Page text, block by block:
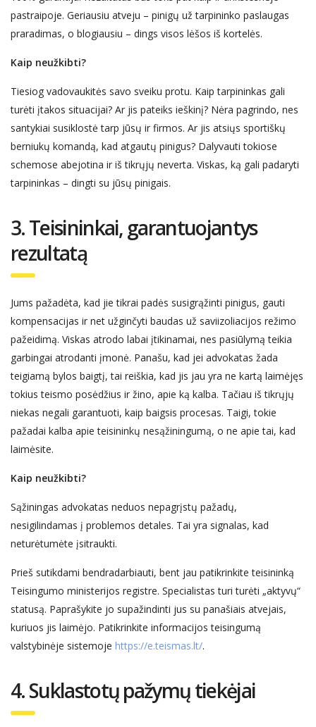
pastraipoje. Geriausiu atveju – pinigų už tarpininko paslaugas
praradimas, o blogiausiu – dings visos lėšos iš kortelės.
Kaip neužkibti?
Tiesiog vadovaukitės savo sveiku protu. Kaip tarpininkas gali
turėti įtakos situacijai? Ar jis pateiks ieškinį? Nėra pagrindo, nes
santykiai susiklostė tarp jūsų ir firmos. Ar jis atsiųs sportiškų
berniukų komandą, kad atgautų pinigus? Dalyvauti tokiose
schemose abejotina ir iš tikrųjų neverta. Viskas, ką gali padaryti
tarpininkas – dingti su jūsų pinigais.
3. Teisininkai, garantuojantys
rezultatą
Jums pažadėta, kad jie tikrai padės susigrąžinti pinigus, gauti
kompensacijas ir net užginčyti baudas už saviizoliacijos režimo
pažeidimą. Viskas atrodo labai įtikinamai, nes pasiūlymą teikia
garbingai atrodanti įmonė. Panašu, kad jei advokatas žada
teigiamą bylos baigtį, tai reiškia, kad jis jau yra ne kartą laimėjęs
tokius teismo posėdžius ir žino, apie ką kalba. Tačiau iš tikrųjų
niekas negali garantuoti, kaip baigsis procesas. Taigi, tokie
pažadai kalba apie teisininkų nesąžiningumą, o ne apie tai, kad
laimėsite.
Kaip neužkibti?
Sąžiningas advokatas neduos nepagrįstų pažadų,
nesigilindamas į problemos detales. Tai yra signalas, kad
neturėtumėte įsitraukti.
Prieš sutikdami bendradarbiauti, bent jau patikrinkite teisininką
Teisingumo ministerijos registre. Specialistas turi turėti „aktyvų“
statusą. Paprašykite jo supažindinti jus su panašiais atvejais,
kuriuos jis laimėjo. Patikrinkite informacijos teisingumą
valstybinėje sistemoje https://e.teismas.lt/.
4. Suklastotųpažymųtiekėjai